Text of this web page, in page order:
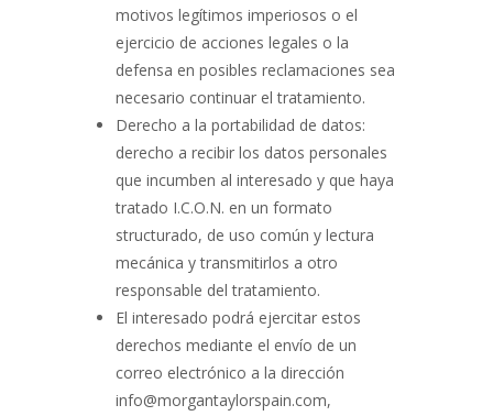
motivos legítimos imperiosos o el
ejercicio de acciones legales o la
defensa en posibles reclamaciones sea
necesario continuar el tratamiento.
Derecho a la portabilidad de datos:
derecho a recibir los datos personales
que incumben al interesado y que haya
tratado I.C.O.N. en un formato
structurado, de uso común y lectura
mecánica y transmitirlos a otro
responsable del tratamiento.
El interesado podrá ejercitar estos
derechos mediante el envío de un
correo electrónico a la dirección
info@morgantaylorspain.com,